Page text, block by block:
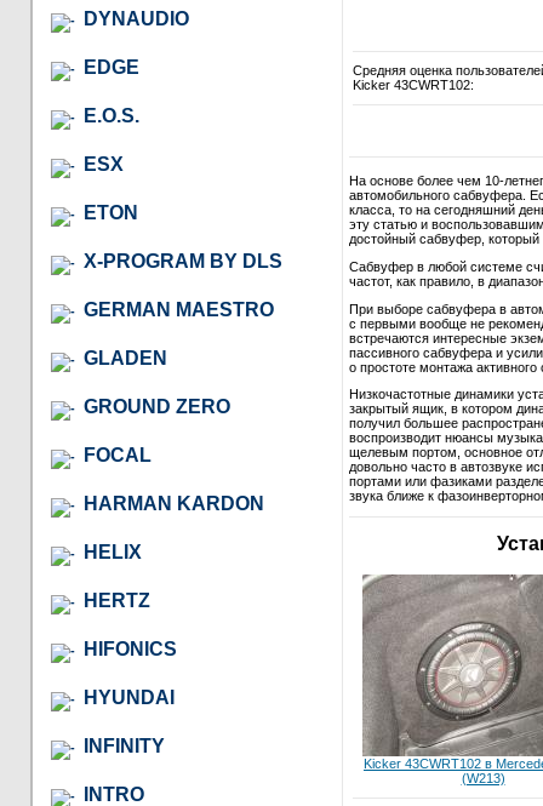
DYNAUDIO
EDGE
E.O.S.
ESX
ETON
X-PROGRAM BY DLS
GERMAN MAESTRO
GLADEN
GROUND ZERO
FOCAL
HARMAN KARDON
HELIX
HERTZ
HIFONICS
HYUNDAI
INFINITY
INTRO
Средняя оценка
Kicker 43CWRT102:
На основе более чем 10-
автомобильного сабвуфера.
класса, то на сегодняшний
эту статью и
достойный сабвуфер, который
Сабвуфер в любой системе
частот, как правило, в
При выборе сабвуфера в
с первыми вообще не
встречаются интересные
пассивного сабвуфера и
о простоте монтажа
Низкочастотные динамики
закрытый ящик, в котором
получил большее
воспроизводит нюансы
щелевым портом, основное
довольно часто в автозвуке
портами или фазиками
звука ближе к
Kicker 43CWRT102 в
(W213)